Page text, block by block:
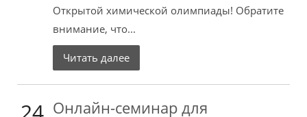
Открытой химической олимпиады! Обратите
внимание, что...
Читать далее
Онлайн-семинар для